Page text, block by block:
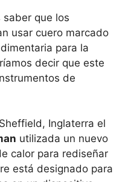
saber que los
usar cuero marcado
para la
decir que este
de
Inglaterra el
utilizada un nuevo
calor para rediseñar
está designado para